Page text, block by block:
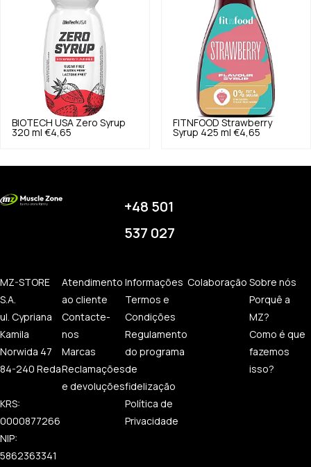
BIOTECH USA Zero Syrup
320 ml €4,65
FITNFOOD Strawberry
Syrup 425 ml €4,65
+48 501
537 027
MZ-STORE
S.A.
ul. Cypriana
Kamila
Norwida 47
84-240 Reda
KRS:
0000877266
NIP:
5862363341
Atendimento
ao cliente
Contacte-
nos
Marcas
Reclamações
e devoluções
Informações
Termos e
Condições
Regulamento
do programa
de
fidelização
Política de
Privacidade
Colaboração Sobre nós
Porquê a
MZ?
Como é que
fazemos
isso?